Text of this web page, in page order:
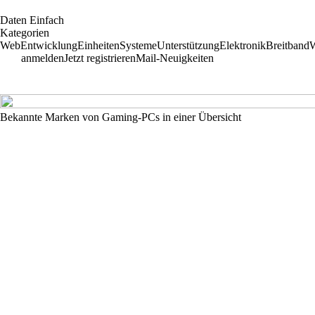
Daten Einfach
Kategorien
WebEntwicklungEinheitenSystemeUnterstützungElektronikBreitband
anmeldenJetzt registrierenMail-Neuigkeiten
Bekannte Marken von Gaming-PCs in einer Übersicht